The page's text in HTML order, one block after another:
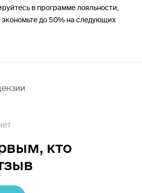
в программе лояльности,
экономьте до 50% на следующих
кто